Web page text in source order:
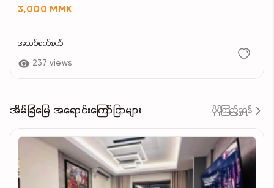
3,000 MMK
အသစ်စက်စက်
237 views
အိမ်ခြံမြေ အရောင်းကြော်ငြာများ ပိုမိုကြည့်ရှုရန်